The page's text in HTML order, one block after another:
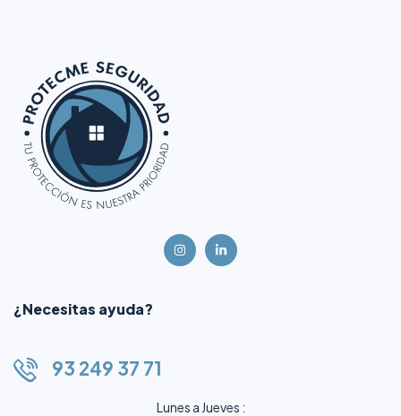
¿Necesitas ayuda?
93 249 37 71
Lunes a Jueves :